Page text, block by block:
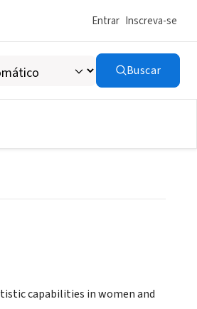
Entrar Inscreva-se
Buscar
capabilities in women and